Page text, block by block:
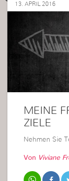
13. APRIL 2016
MEINE
ZIELE
Nehmen Sie
Von Viviane